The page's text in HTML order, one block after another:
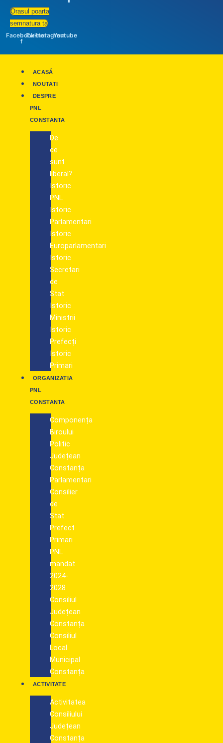
Orasul poarta
semnatura ta
Facebook-
f
TwitterInstagramYoutube
ACASĂ
NOUTATI
DESPRE
PNL
CONSTANTA
De
ce
sunt
liberal?
Istoric
PNL
Istoric
Parlamentari
Istoric
Europarlamentari
Istoric
Secretari
de
Stat
Istoric
Ministrii
Istoric
Prefecți
Istoric
Primari
ORGANIZATIA
PNL
CONSTANTA
Componența
Biroului
Politic
Județean
Constanța
Parlamentari
Consilier
de
Stat
Prefect
Primari
PNL
mandat
2024-
2028
Consiliul
Județean
Constanța
Consiliul
Local
Municipal
Constanța
ACTIVITATE
Activitatea
Consiliului
Județean
Constanța